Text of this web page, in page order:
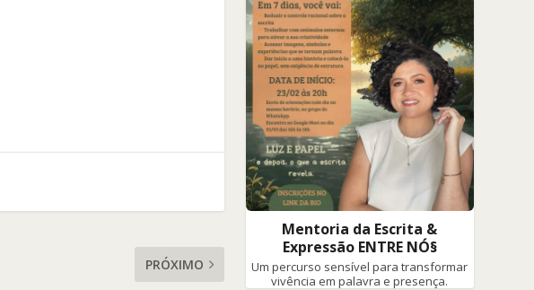
PRÓXIMO
Mentoria da Escrita &
Expressão ENTRE NÓ§
Um percurso sensível para transformar
vivência em palavra e presença.